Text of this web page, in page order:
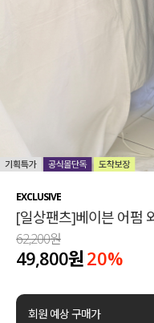
티셔츠
팬츠
셔츠
EXCLUSIVE
[일상팬츠]베이븐 어펌
62,200원
49,800원20%
회원 예상 구매가